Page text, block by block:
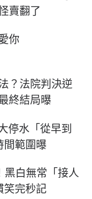
賣翻了
你
？法院判決逆
終結局曝
停水「從早到
範圍曝
黑白無常「接人
完秒記